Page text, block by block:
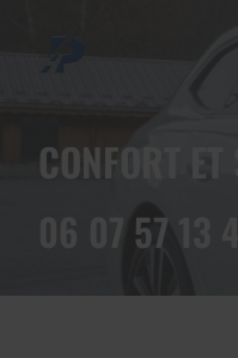
CONFORT
06 07 57 13 49